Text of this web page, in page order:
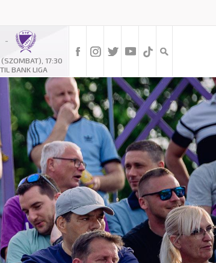
-
17:30
BANK LIGA